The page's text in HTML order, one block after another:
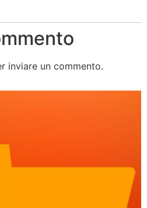
inviare un commento.